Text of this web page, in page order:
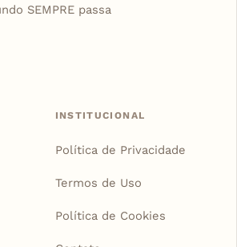
SEMPRE passa
INSTITUCIONAL
Política de Privacidade
Termos de Uso
Política de Cookies